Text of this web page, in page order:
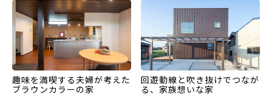
趣味を満喫する夫婦が考えた
ブラウンカラーの家
回遊動線と吹き抜けでつなが
る、家族想いな家